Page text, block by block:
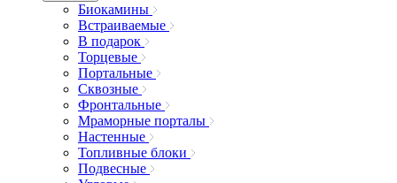
Биокамины
Встраиваемые
В подарок
Торцевые
Портальные
Сквозные
Фронтальные
Мраморные порталы
Настенные
Топливные блоки
Подвесные